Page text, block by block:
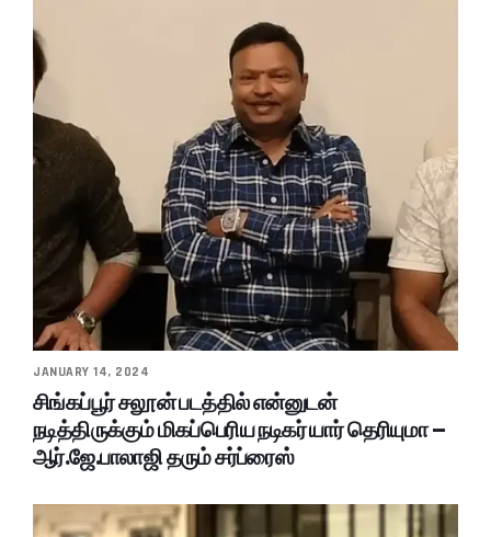
JANUARY 14, 2024
சிங்கப்பூர் சலூன் படத்தில் என்னுடன்
நடித்திருக்கும் மிகப்பெரிய நடிகர் யார் தெரியுமா –
ஆர்.ஜே.பாலாஜி தரும் சர்ப்ரைஸ்